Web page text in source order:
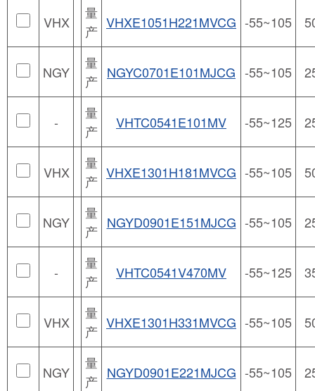
VHX
量
产 VHXE1051H221MVCG -55~105
NGY
量
产 NGYC0701E101MJCG -55~105
-
量
产
VHTC0541E101MV -55~125
VHX
量
产 VHXE1301H181MVCG -55~105
NGY
量
产 NGYD0901E151MJCG -55~105
-
量
产
VHTC0541V470MV -55~125
VHX
量
产 VHXE1301H331MVCG -55~105
NGY
量
产 NGYD0901E221MJCG -55~105